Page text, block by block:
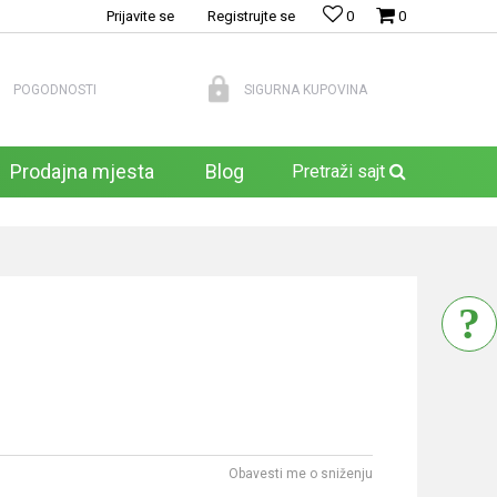
0
0
Prijavite se Registrujte se
POGODNOSTI SIGURNA KUPOVINA
Prodajna mjesta Blog Pretraži sajt
Obavesti me o sniženju